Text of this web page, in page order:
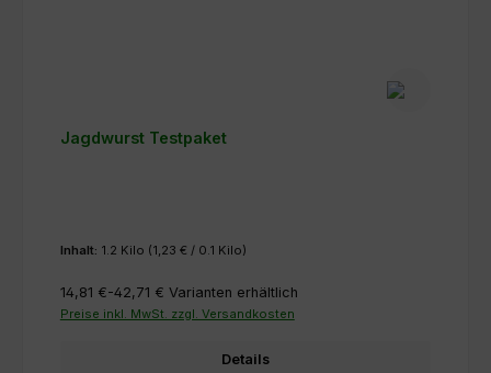
Jagdwurst Testpaket
Inhalt: 1.2 Kilo (1,23 € / 0.1 Kilo)
14,81 €-42,71 € Varianten erhältlich
Preise inkl. MwSt. zzgl. Versandkosten
Details